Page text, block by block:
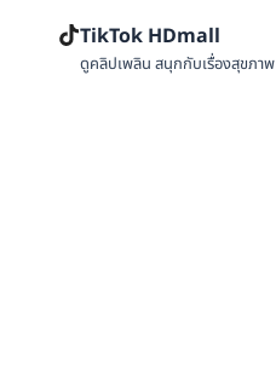
TikTok HDmall
ดูคลิปเพลิน สนุกกับเรื่องสุขภาพ